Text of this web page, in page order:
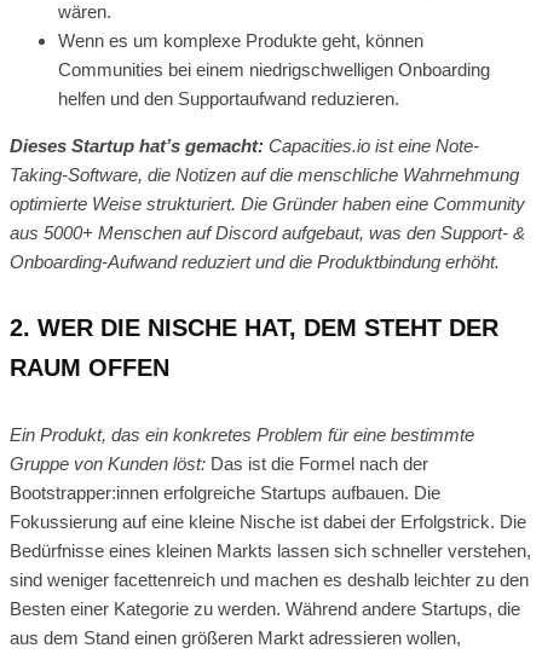
wären.
Wenn es um komplexe Produkte geht, können
Communities bei einem niedrigschwelligen Onboarding
helfen und den Supportaufwand reduzieren.
Dieses Startup hat’s gemacht: Capacities.io ist eine Note-
Taking-Software, die Notizen auf die menschliche Wahrnehmung
optimierte Weise strukturiert. Die Gründer haben eine Community
aus 5000+ Menschen auf Discord aufgebaut, was den Support- &
Onboarding-Aufwand reduziert und die Produktbindung erhöht.
2. WER DIE NISCHE HAT, DEM STEHT DER
RAUM OFFEN
Ein Produkt, das ein konkretes Problem für eine bestimmte
Gruppe von Kunden löst: Das ist die Formel nach der
Bootstrapper:innen erfolgreiche Startups aufbauen. Die
Fokussierung auf eine kleine Nische ist dabei der Erfolgstrick. Die
Bedürfnisse eines kleinen Markts lassen sich schneller verstehen,
sind weniger facettenreich und machen es deshalb leichter zu den
Besten einer Kategorie zu werden. Während andere Startups, die
aus dem Stand einen größeren Markt adressieren wollen,